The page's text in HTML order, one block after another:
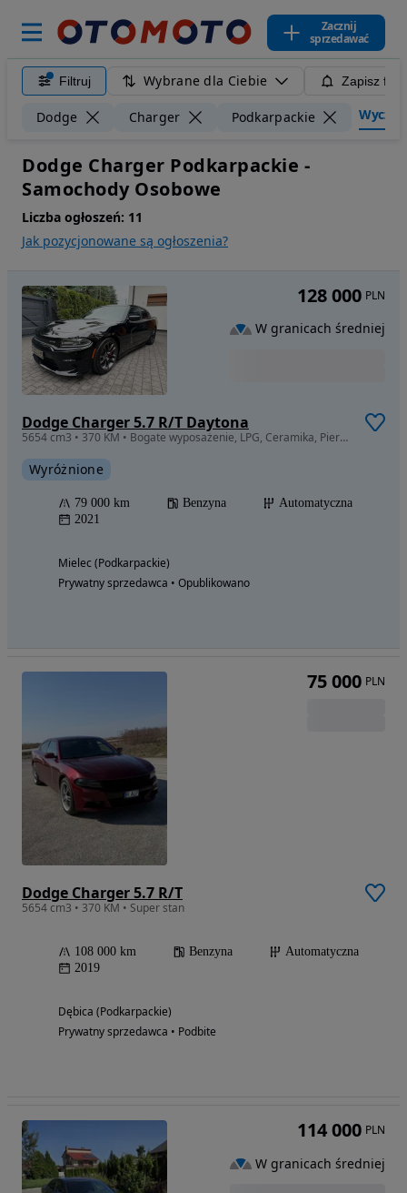
Zacznij
sprzedawać
Filtruj Wybrane dla Ciebie Zapisz
Dodge Charger Podkarpackie
Dodge Charger Podkarpackie -
Samochody Osobowe
Liczba ogłoszeń: 11
Jak pozycjonowane są ogłoszenia?
Dodge Charger 5.7 R/T Daytona
5654 cm3 • 370 KM • Bogate wyposażenie, LPG, Ceramika, Pierwszy właściciel w Polsce
Wyróżnione
79 000 km Benzyna
Automatyczna
2021
Mielec (Podkarpackie)
Prywatny sprzedawca • Opublikowano
128 000 PLN
W granicach średniej
Dodge Charger 5.7 R/T
5654 cm3 • 370 KM • Super stan
108 000 km Benzyna
Automatyczna
2019
Dębica (Podkarpackie)
Prywatny sprzedawca • Podbite
75 000 PLN
114 000 PLN
W granicach średniej